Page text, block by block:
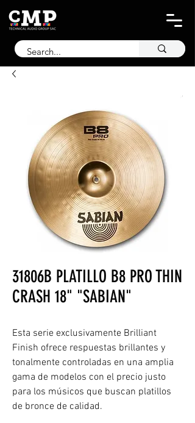
31806B PLATILLO B8 PRO THIN
CRASH 18" "SABIAN"
Esta serie exclusivamente Brilliant
Finish ofrece respuestas brillantes y
tonalmente controladas en una amplia
gama de modelos con el precio justo
para los músicos que buscan platillos
de bronce de calidad.